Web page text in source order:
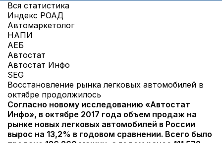
Вся статистика
Индекс РОАД
Автомаркетолог
НАПИ
АЕБ
Автостат
Автостат Инфо
SEG
Восстановление рынка легковых автомобилей в
октябре продолжилось
Согласно новому исследованию «Автостат
Инфо», в октябре 2017 года объем продаж на
рынке новых легковых автомобилей в России
вырос на 13,2% в годовом сравнении. Всего было